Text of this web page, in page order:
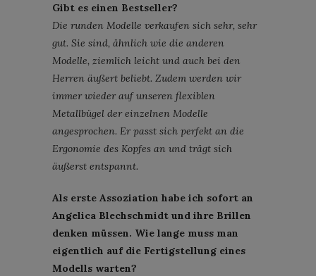
Gibt es einen Bestseller?
Die runden Modelle verkaufen sich sehr, sehr
gut. Sie sind, ähnlich wie die anderen
Modelle, ziemlich leicht und auch bei den
Herren äußert beliebt. Zudem werden wir
immer wieder auf unseren flexiblen
Metallbügel der einzelnen Modelle
angesprochen. Er passt sich perfekt an die
Ergonomie des Kopfes an und trägt sich
äußerst entspannt.
Als erste Assoziation habe ich sofort an
Angelica Blechschmidt und ihre Brillen
denken müssen. Wie lange muss man
eigentlich auf die Fertigstellung eines
Modells warten?